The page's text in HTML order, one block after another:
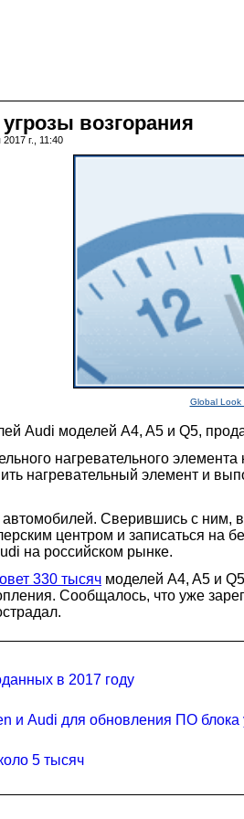
возгорания
г., 11:40
Global Look
Audi моделей A4, A5 и Q5,
нагревательного
нагревательный элемент и
автомобилей. Сверившись с ним,
центром и записаться
на российском рынке.
330 тысяч моделей A4, A5 и
Сообщалось, что уже
в 2017 году
и Audi для обновления ПО блока
5 тысяч